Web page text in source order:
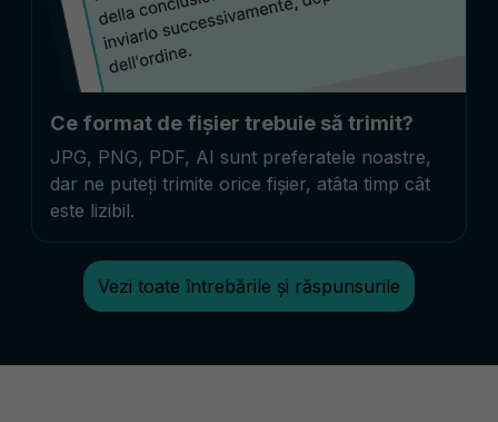
Ce format de fișier trebuie să trimit?
JPG, PNG, PDF, AI sunt preferatele noastre,
dar ne puteți trimite orice fișier, atâta timp cât
este lizibil.
Vezi toate întrebările și răspunsurile